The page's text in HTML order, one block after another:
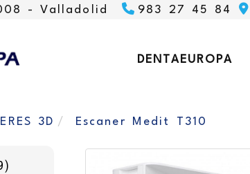
-Valladolid 983 27 45 84
DENTAEUROPA
3D Escaner Medit T310